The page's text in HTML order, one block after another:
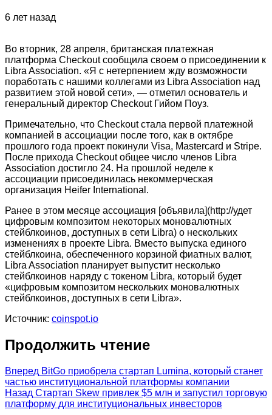
6 лет назад
Во вторник, 28 апреля, британская платежная
платформа Checkout сообщила своем о присоединении к
Libra Association. «Я с нетерпением жду возможности
поработать с нашими коллегами из Libra Association над
развитием этой новой сети», ― отметил основатель и
генеральный директор Checkout Гийом Поуз.
Примечательно, что Checkout стала первой платежной
компанией в ассоциации после того, как в октябре
прошлого года проект покинули Visa, Mastercard и Stripe.
После прихода Checkout общее число членов Libra
Association достигло 24. На прошлой неделе к
ассоциации присоединилась некоммерческая
организация Heifer International.
Ранее в этом месяце ассоциация [объявила](http://удет
цифровым композитом некоторых моновалютных
стейблкоинов, доступных в сети Libra) о нескольких
изменениях в проекте Libra. Вместо выпуска единого
стейблкоина, обеспеченного корзиной фиатных валют,
Libra Association планирует выпустит несколько
стейблкоинов наряду с токеном Libra, который будет
«цифровым композитом нескольких моновалютных
стейблкоинов, доступных в сети Libra».
Источник: coinspot.io
Продолжить чтение
Вперед BitGo приобрела стартап Lumina, который станет
частью институциональной платформы компании
Назад Стартап Skew привлек $5 млн и запустил торговую
платформу для институциональных инвесторов